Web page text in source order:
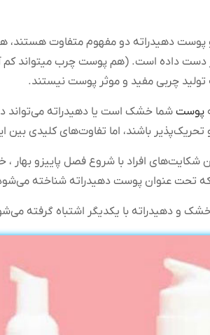
دهیدراته دو مفهوم متفاوت هستند،
دست داده است. (هم پوست چرب میتواند
تولید چربی مفید و موثر پوست نیستند.
پوست شما خشک است یا دهیدراته می‌تواند
باشند، اما تفاوت‌های کلیدی بین
شکایت‌های افراد با شروع فصل پاییزو
تحت‌ عنوان پوست دهیدراته شناخته
و دهیدراته با یکدیگر اشتباه گرفته